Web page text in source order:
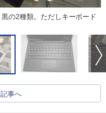
の2種類。ただしキーボード
事へ